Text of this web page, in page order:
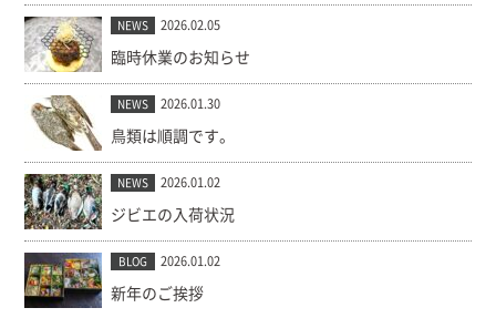
NEWS 2026.02.05
臨時休業のお知らせ
NEWS 2026.01.30
鳥類は順調です。
NEWS 2026.01.02
ジビエの入荷状況
BLOG 2026.01.02
新年のご挨拶